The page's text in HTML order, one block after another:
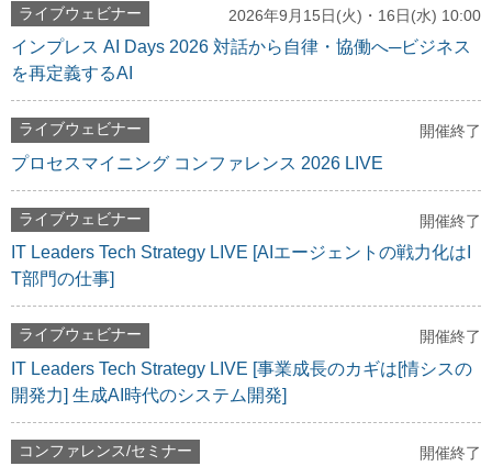
ライブウェビナー 2026年9月15日(火)・16日(水) 10:00
インプレス AI Days 2026 対話から自律・協働へ─ビジネス
を再定義するAI
ライブウェビナー 開催終了
プロセスマイニング コンファレンス 2026 LIVE
ライブウェビナー 開催終了
IT Leaders Tech Strategy LIVE [AIエージェントの戦力化はI
T部門の仕事]
ライブウェビナー 開催終了
IT Leaders Tech Strategy LIVE [事業成長のカギは[情シスの
開発力] 生成AI時代のシステム開発]
コンファレンス/セミナー 開催終了